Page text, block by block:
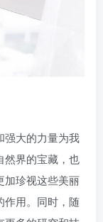
强大的力量为我
然界的宝藏，也
加珍视这些美丽
作用。同时，随